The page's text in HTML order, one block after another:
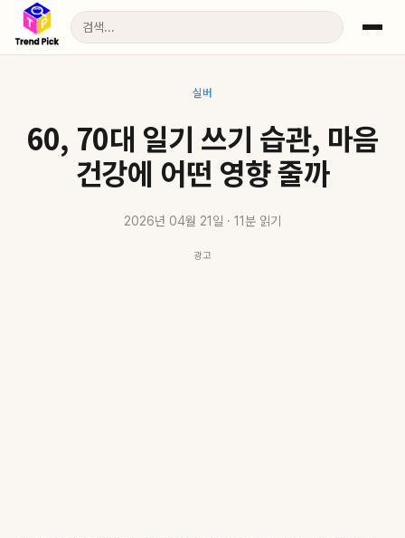
실버
60, 70대 일기 쓰기 습관, 마음
건강에 어떤 영향 줄까
2026년 04월 21일 · 11분 읽기
광고